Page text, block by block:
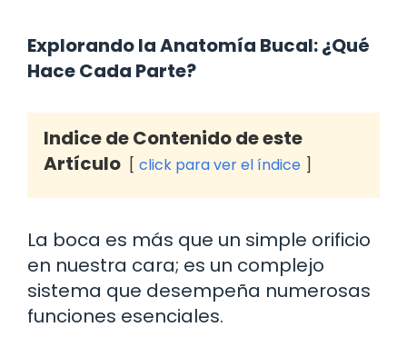
Explorando la Anatomía Bucal: ¿Qué
Hace Cada Parte?
Indice de Contenido de este
Artículo
click para ver el índice
La boca es más que un simple orificio
en nuestra cara; es un complejo
sistema que desempeña numerosas
funciones esenciales.